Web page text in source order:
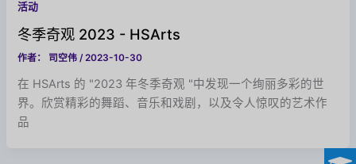
活动
冬季奇观 2023 - HSArts
作者： 司空伟 /2023-10-30
在 HSArts 的 "2023 年冬季奇观 "中发现一个绚丽多彩的世
界。欣赏精彩的舞蹈、音乐和戏剧，以及令人惊叹的艺术作
品